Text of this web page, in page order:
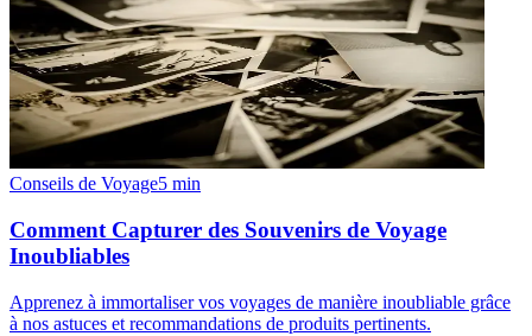
Conseils de Voyage5 min
Comment Capturer des Souvenirs de Voyage
Inoubliables
Apprenez à immortaliser vos voyages de manière inoubliable grâce
à nos astuces et recommandations de produits pertinents.